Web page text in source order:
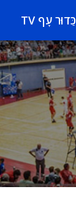
כַּדוּר עָף TV